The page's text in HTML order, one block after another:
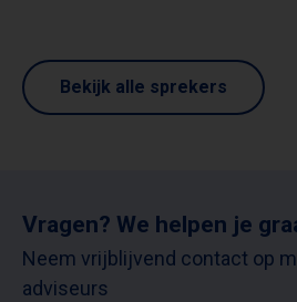
Bekijk alle sprekers
Vragen? We helpen je
Neem vrijblijvend contact op
adviseurs